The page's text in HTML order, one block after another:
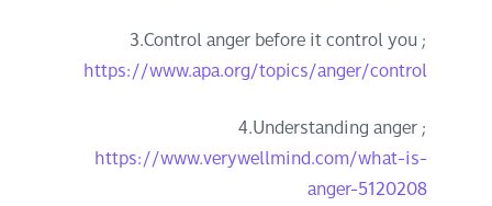
3.Control anger before it control you ;
https://www.apa.org/topics/anger/control
4.Understanding anger ;
https://www.verywellmind.com/what-is-
anger-5120208